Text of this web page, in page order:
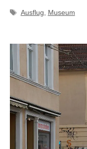
Schlagwörter
Ausflug Museum